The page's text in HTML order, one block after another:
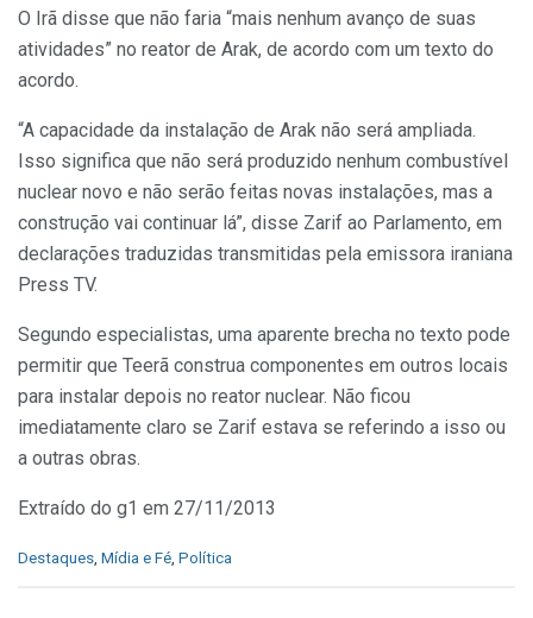
O Irã disse que não faria “mais nenhum avanço de suas
atividades” no reator de Arak, de acordo com um texto do
acordo.
“A capacidade da instalação de Arak não será ampliada.
Isso significa que não será produzido nenhum combustível
nuclear novo e não serão feitas novas instalações, mas a
construção vai continuar lá”, disse Zarif ao Parlamento, em
declarações traduzidas transmitidas pela emissora iraniana
Press TV.
Segundo especialistas, uma aparente brecha no texto pode
permitir que Teerã construa componentes em outros locais
para instalar depois no reator nuclear. Não ficou
imediatamente claro se Zarif estava se referindo a isso ou
a outras obras.
Extraído do g1 em 27/11/2013
C
Destaques, Mídia e Fé, Política